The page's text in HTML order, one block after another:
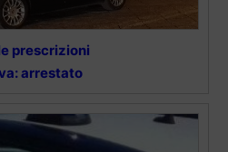
prescrizioni
arrestato